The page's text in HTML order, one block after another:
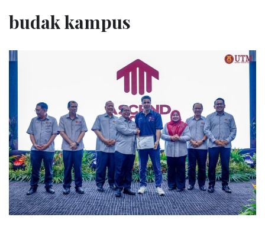
budak kampus